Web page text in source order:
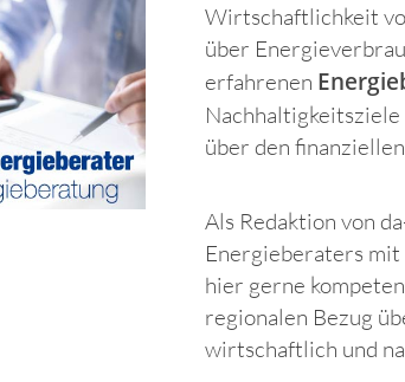
Wirtschaftlichkeit
über
erfahrenen
über den
Als Redaktion von
Energieberaters
hier gerne
regionalen Bezug
wirtschaftlich und